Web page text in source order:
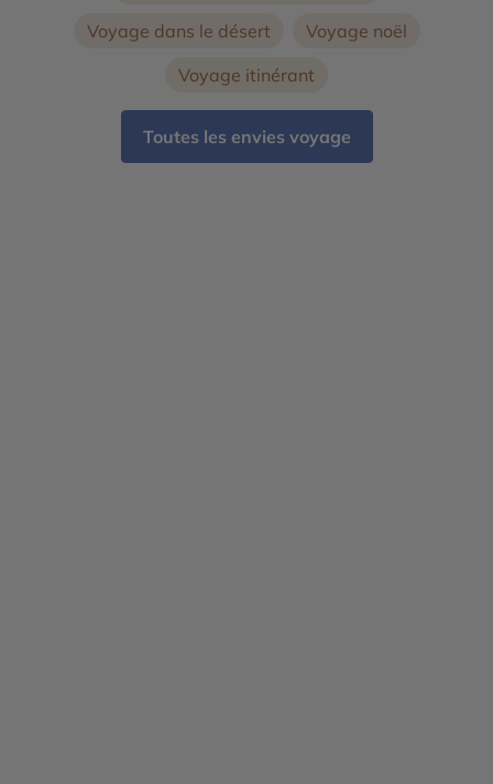
Voyage dans le désert
Voyage noël
Voyage itinérant
Toutes les envies voyage